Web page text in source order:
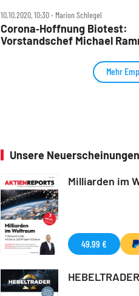
10.10.2020, 10:30 ‧ Marion Schlegel
Corona‑Hoffnung Biotest:
Vorstandschef Michael
Mehr
Unsere Neuerscheinungen
Milliarden im
49,99 €